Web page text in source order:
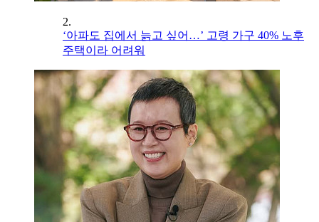
2.
‘아파도 집에서 늙고 싶어…’ 고령 가구 40% 노후
주택이라 어려워